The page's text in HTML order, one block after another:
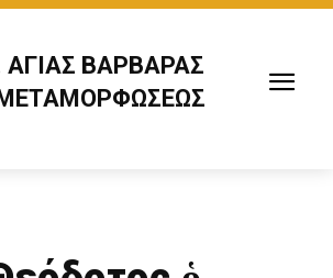
ΑΓΙΑΣ ΒΑΡΒΑΡΑΣ